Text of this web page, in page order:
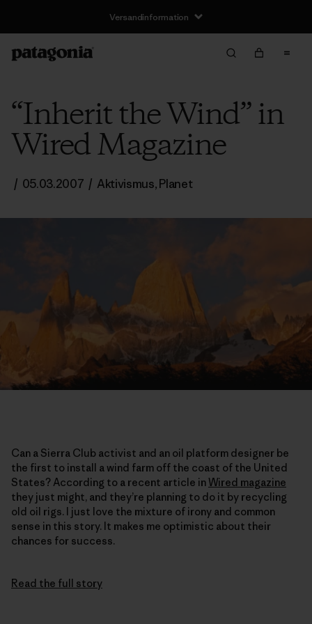
Versandinformation
“Inherit the Wind” in
Wired Magazine
/ 05.03.2007 / Aktivismus,Planet
Can a Sierra Club activist and an oil platform designer be
the first to install a wind farm off the coast of the United
States? According to a recent article inWired magazine
they just might, and they’re planning to do it by recycling
old oil rigs. I just love the mixture of irony and common
sense in this story. It makes me optimistic about their
chances for success.
Read the full story